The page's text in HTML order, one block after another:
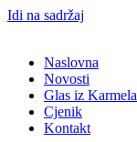
Idi na sadržaj
Naslovna
Novosti
Glas iz Karmela
Cjenik
Kontakt